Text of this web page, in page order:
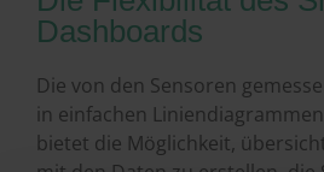
Dashboards
Die von den Sensoren
in einfachen
bietet die Möglichkeit,